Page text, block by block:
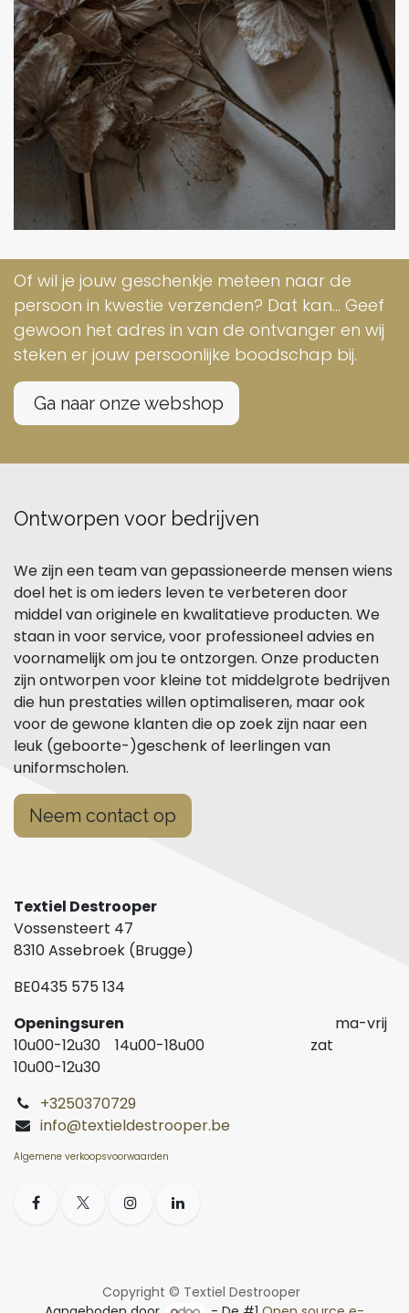
Of wil je jouw geschenkje meteen naar de
persoon in kwestie verzenden? Dat kan... Geef
gewoon het adres in van de ontvanger en wij
steken er jouw persoonlijke boodschap bij.
Ga naar onze webshop
Ontworpen voor bedrijven
We zijn een team van gepassioneerde mensen wiens
doel het is om ieders leven te verbeteren door
middel van originele en kwalitatieve producten. We
staan in voor service, voor professioneel advies en
voornamelijk om jou te ontzorgen. Onze producten
zijn ontworpen voor kleine tot middelgrote bedrijven
die hun prestaties willen optimaliseren, maar ook
voor de gewone klanten die op zoek zijn naar een
leuk (geboorte-)geschenk of leerlingen van
uniformscholen.
Neem contact op
Textiel Destrooper
Vossensteert 47
8310 Assebroek (Brugge)
BE0435 575 134
Openingsuren ma-vrij
10u00-12u30 14u00-18u00 zat
10u00-12u30
+3250370729
info@textieldestrooper.be
Algemene verkoopsvoorwaarden
Copyright © Textiel Destrooper